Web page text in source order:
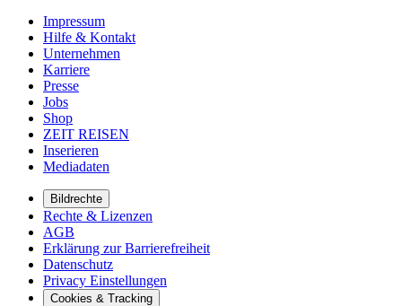
Impressum
Hilfe & Kontakt
Unternehmen
Karriere
Presse
Jobs
Shop
ZEIT REISEN
Inserieren
Mediadaten
Bildrechte
Rechte & Lizenzen
AGB
Erklärung zur Barrierefreiheit
Datenschutz
Privacy Einstellungen
Cookies & Tracking